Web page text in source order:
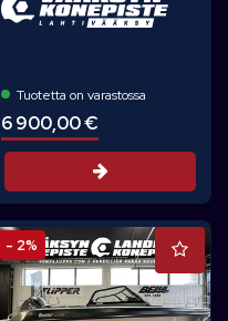
Tuotetta on varastossa
6 900,00 €
- 2%